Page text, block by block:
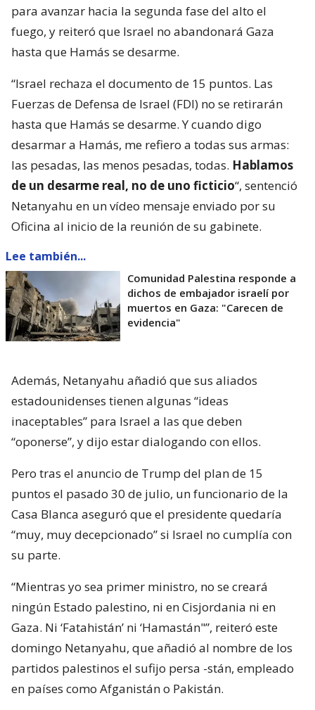
para avanzar hacia la segunda fase del alto el
fuego, y reiteró que Israel no abandonará Gaza
hasta que Hamás se desarme.
“Israel rechaza el documento de 15 puntos. Las
Fuerzas de Defensa de Israel (FDI) no se retirarán
hasta que Hamás se desarme. Y cuando digo
desarmar a Hamás, me refiero a todas sus armas:
las pesadas, las menos pesadas, todas. Hablamos
de un desarme real, no de uno ficticio“, sentenció
Netanyahu en un vídeo mensaje enviado por su
Oficina al inicio de la reunión de su gabinete.
Lee también...
Comunidad Palestina responde a
dichos de embajador israelí por
muertos en Gaza: "Carecen de
evidencia"
Además, Netanyahu añadió que sus aliados
estadounidenses tienen algunas “ideas
inaceptables” para Israel a las que deben
“oponerse”, y dijo estar dialogando con ellos.
Pero tras el anuncio de Trump del plan de 15
puntos el pasado 30 de julio, un funcionario de la
Casa Blanca aseguró que el presidente quedaría
“muy, muy decepcionado” si Israel no cumplía con
su parte.
“Mientras yo sea primer ministro, no se creará
ningún Estado palestino, ni en Cisjordania ni en
Gaza. Ni ‘Fatahistán’ ni ‘Hamastán"”, reiteró este
domingo Netanyahu, que añadió al nombre de los
partidos palestinos el sufijo persa -stán, empleado
en países como Afganistán o Pakistán.